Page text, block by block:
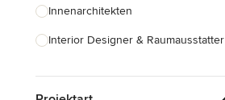
Innenarchitekten
Interior Designer & Raumausstatter